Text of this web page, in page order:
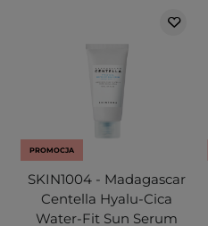
PROMOCJA
SKIN1004 - Madagascar
Centella Hyalu-Cica
Water-Fit Sun Serum